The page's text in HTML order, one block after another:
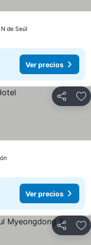
de Seúl
Ver precios
Compartir
Ver precios
Compartir